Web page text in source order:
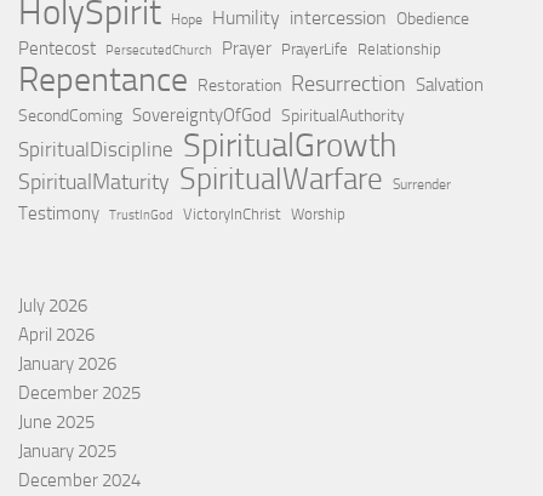
HolySpirit Hope Humility intercession Obedience
Pentecost PersecutedChurch Prayer PrayerLife Relationship
Repentance Restoration Resurrection Salvation
SecondComing SovereigntyOfGod SpiritualAuthority
SpiritualDiscipline SpiritualGrowth
SpiritualMaturity SpiritualWarfare Surrender
Testimony TrustInGod VictoryInChrist Worship
July 2026
April 2026
January 2026
December 2025
June 2025
January 2025
December 2024